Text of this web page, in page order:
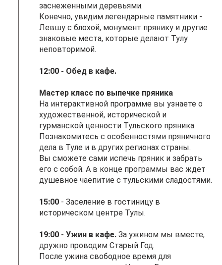
заснеженными деревьями.
Конечно, увидим легендарные памятники -
Левшу с блохой, монумент прянику и другие
знаковые места, которые делают Тулу
неповторимой.
12:00 - Обед в кафе.
Мастер класс по выпечке пряника
На интерактивной программе вы узнаете о
художественной, исторической и
гурманской ценности Тульского пряника.
Познакомитесь с особенностями пряничного
дела в Туле и в других регионах страны.
Вы сможете сами испечь пряник и забрать
его с собой. А в конце программы вас ждет
душевное чаепитие с тульскими сладостями.
15:00 - Заселение в гостиницу в
историческом центре Тулы.
19:00 - Ужин в кафе. За ужином мы вместе,
дружно проводим Старый Год.
После ужина свободное время для